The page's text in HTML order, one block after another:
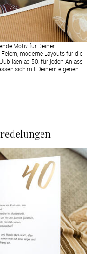
Motiv für Deinen
moderne Layouts für die
ab 50: für jeden Anlass
sich mit Deinem eigenen